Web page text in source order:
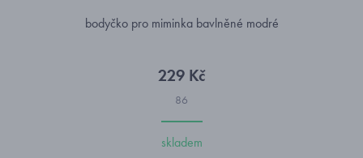
bodyčko pro miminka bavlněné modré
229 Kč
86
skladem